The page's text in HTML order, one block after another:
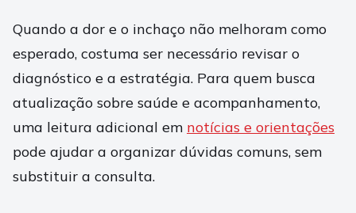
Quando a dor e o inchaço não melhoram como
esperado, costuma ser necessário revisar o
diagnóstico e a estratégia. Para quem busca
atualização sobre saúde e acompanhamento,
uma leitura adicional em notícias e orientações
pode ajudar a organizar dúvidas comuns, sem
substituir a consulta.